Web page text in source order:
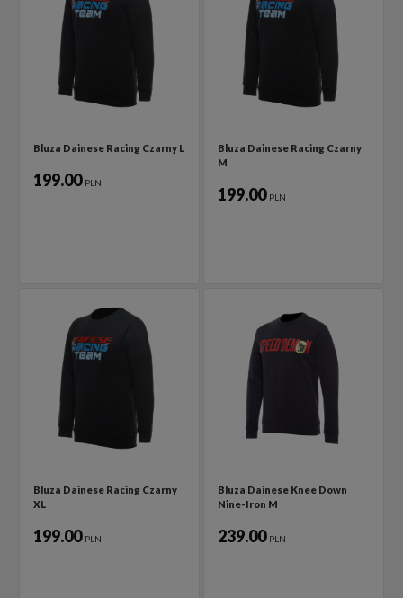
Bluza Dainese Racing Czarny L
199.00 PLN
Bluza Dainese Racing Czarny
M
199.00 PLN
Bluza Dainese Racing Czarny
XL
199.00 PLN
Bluza Dainese Knee Down
Nine-Iron M
239.00 PLN